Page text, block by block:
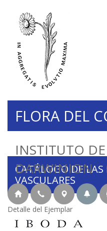
INSTITUTO
DARWINION
FLORA DEL
CATÁLOGO DE
VASCULARES
Detalle del Ejemplar